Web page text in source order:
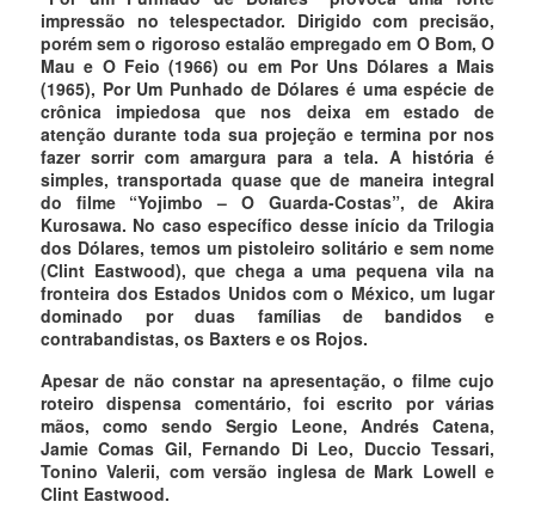
impressão no telespectador. Dirigido com precisão,
porém sem o rigoroso estalão empregado em O Bom, O
Mau e O Feio (1966) ou em Por Uns Dólares a Mais
(1965), Por Um Punhado de Dólares é uma espécie de
crônica impiedosa que nos deixa em estado de
atenção durante toda sua projeção e termina por nos
fazer sorrir com amargura para a tela. A história é
simples, transportada quase que de maneira integral
do filme “Yojimbo – O Guarda-Costas”, de Akira
Kurosawa. No caso específico desse início da Trilogia
dos Dólares, temos um pistoleiro solitário e sem nome
(Clint Eastwood), que chega a uma pequena vila na
fronteira dos Estados Unidos com o México, um lugar
dominado por duas famílias de bandidos e
contrabandistas, os Baxters e os Rojos.
Apesar de não constar na apresentação, o filme cujo
roteiro dispensa comentário, foi escrito por várias
mãos, como sendo Sergio Leone, Andrés Catena,
Jamie Comas Gil, Fernando Di Leo, Duccio Tessari,
Tonino Valerii, com versão inglesa de Mark Lowell e
Clint Eastwood.